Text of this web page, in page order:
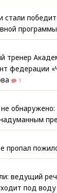
стали
программы
тренер
федерации
1
обнаружено:
пропал
ведущий
под воду